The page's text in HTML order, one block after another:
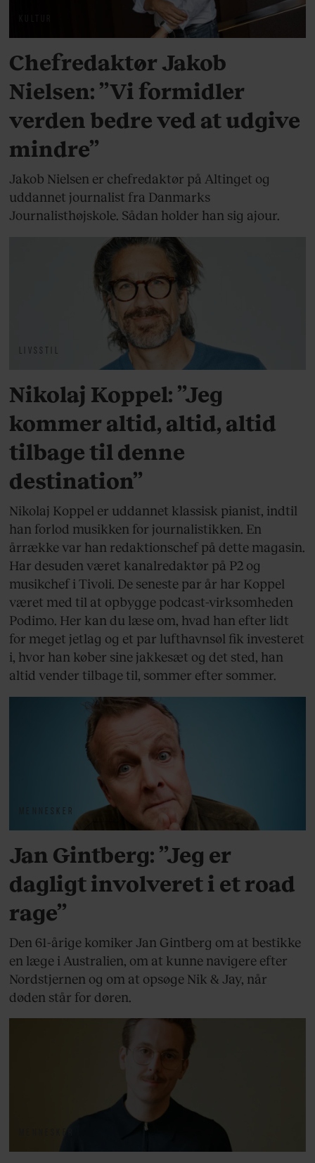
Chefredaktør Jakob
Nielsen: ”Vi formidler
verden bedre ved at udgive
mindre”
Jakob Nielsen er chefredaktør på Altinget og
uddannet journalist fra Danmarks
Journalisthøjskole. Sådan holder han sig ajour.
LIVSSTIL
Nikolaj Koppel: ”Jeg
kommer altid, altid, altid
tilbage til denne
destination”
Nikolaj Koppel er uddannet klassisk pianist, indtil
han forlod musikken for journalistikken. En
årrække var han redaktionschef på dette magasin.
Har desuden været kanalredaktør på P2 og
musikchef i Tivoli. De seneste par år har Koppel
været med til at opbygge podcast-virksomheden
Podimo. Her kan du læse om, hvad han efter lidt
for meget jetlag og et par lufthavnsøl fik investeret
i, hvor han køber sine jakkesæt og det sted, han
altid vender tilbage til, sommer efter sommer.
MENNESKER
Jan Gintberg: ”Jeg er
dagligt involveret i et road
rage”
Den 61-årige komiker Jan Gintberg om at bestikke
en læge i Australien, om at kunne navigere efter
Nordstjernen og om at opsøge Nik & Jay, når
døden står for døren.